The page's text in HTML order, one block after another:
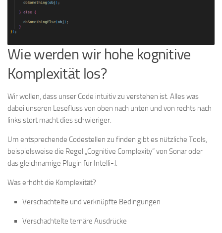
Wie werden wir hohe kognitive
Komplexität los?
Wir wollen, dass unser Code intuitiv zu verstehen ist. Alles was
dabei unseren Lesefluss von oben nach unten und von rechts nach
links stört macht dies schwieriger.
Um entsprechende Codestellen zu finden gibt es nützliche Tools,
beispielsweise die Regel „Cognitive Complexity“ von Sonar oder
das gleichnamige Plugin für Intelli-J.
Was erhöht die Komplexität?
Verschachtelte und verknüpfte Bedingungen
Verschachtelte ternäre Ausdrücke